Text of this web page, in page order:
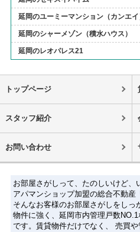
延岡のユーミーマンション（カンエイ
延岡のシャーメゾン（積水ハウス）
延岡のレオパレス21
トップページ
スタッフ紹介
お問い合わせ
お部屋さがしって、たのしいけど、
アパマンショップ加盟の総合不動産
そんなお客様のお部屋さがしをし
物件に強く、延岡市内管理戸数
です。賃貸物件だけでなく、 売買